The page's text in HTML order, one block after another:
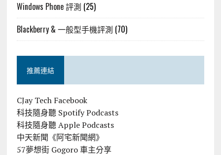
Windows Phone 評測 (25)
Blackberry & 一般型手機評測 (70)
推薦連結
CJay Tech Facebook
科技隨身聽 Spotify Podcasts
科技隨身聽 Apple Podcasts
中天新聞《阿宅新聞網》
57夢想街 Gogoro 車主分享